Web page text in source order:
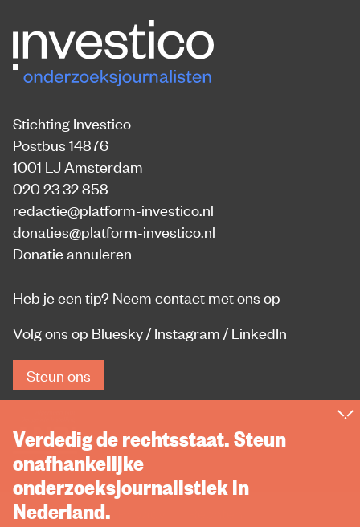
Stichting Investico
Postbus 14876
1001 LJ Amsterdam
020 23 32 858
redactie@platform-investico.nl
donaties@platform-investico.nl
Donatie annuleren
Heb je een tip? Neem contact met ons op
Volg ons op Bluesky/ Instagram / LinkedIn
Steun ons
Verdedig de rechtsstaat. Steun
onafhankelijke
onderzoeksjournalistiek in
Nederland.